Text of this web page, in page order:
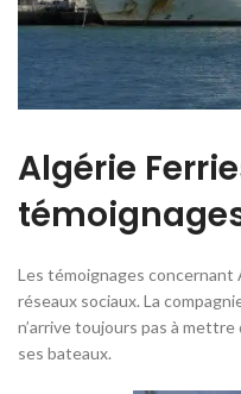
Algérie
Les témoignages concernant
réseaux sociaux. La
n’arrive toujours pas à
ses bateaux.